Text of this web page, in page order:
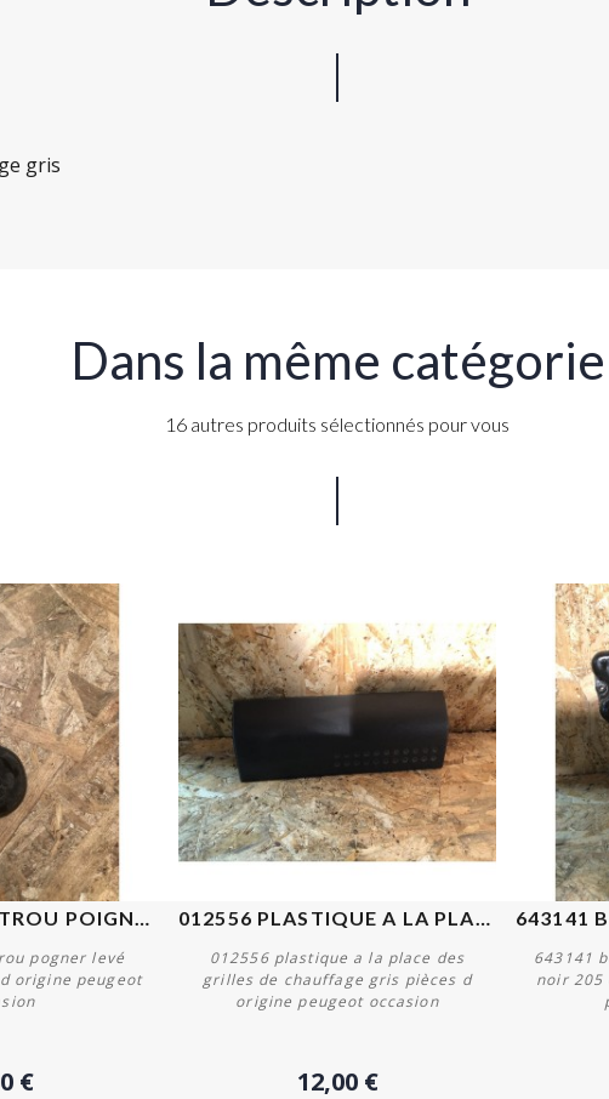
gris
Dans la même catégorie
16 autres produits sélectionnés pour vous
pogner levé
origine peugeot
€
012556 plastique a la place des
grilles de chauffage gris pièces d
origine peugeot occasion
12,00 €
643141
noir 205